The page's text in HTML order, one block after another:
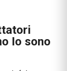
Io sono